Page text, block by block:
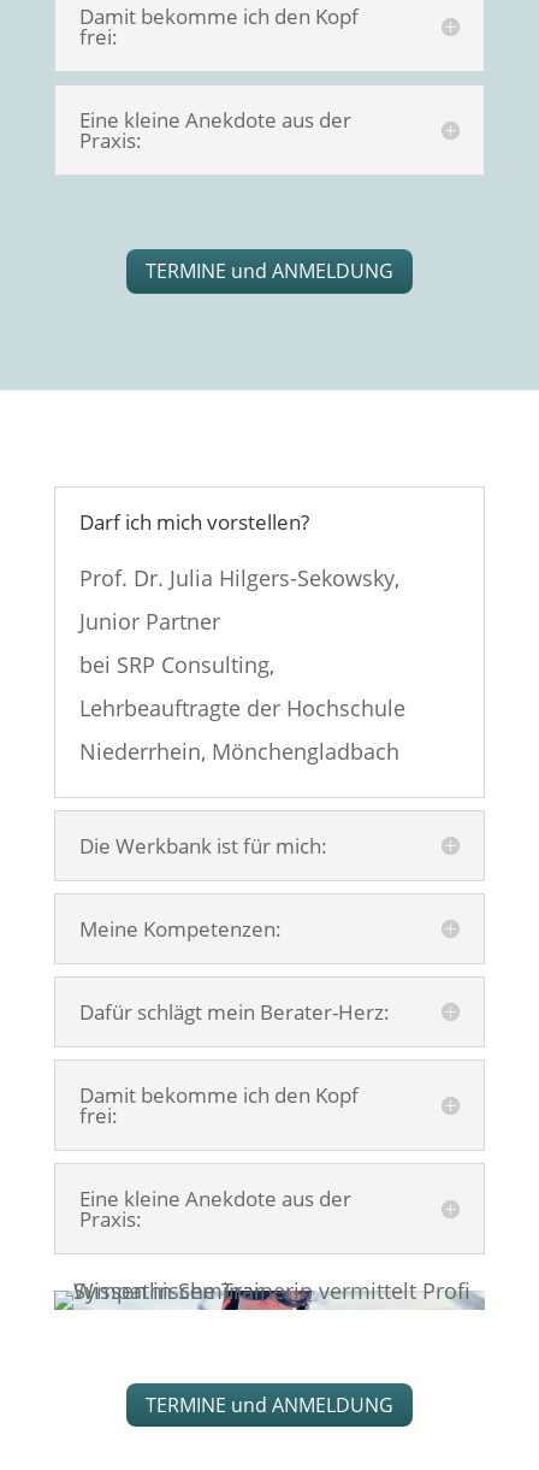
Damit bekomme ich den Kopf
frei:
Eine kleine Anekdote aus der
Praxis:
TERMINE und ANMELDUNG
Darf ich mich vorstellen?
Prof. Dr. Julia Hilgers-Sekowsky,
Junior Partner
bei SRP Consulting,
Lehrbeauftragte der Hochschule
Niederrhein, Mönchengladbach
Die Werkbank ist für mich:
Meine Kompetenzen:
Dafür schlägt mein Berater-Herz:
Damit bekomme ich den Kopf
frei:
Eine kleine Anekdote aus der
Praxis:
TERMINE und ANMELDUNG